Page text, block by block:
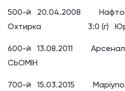
500-й 20.04.2008
Охтирка 3:0 (г) Юрій
600-й 13.08.2011 Арсенал
СЬОМІН
700-й 15.03.2015